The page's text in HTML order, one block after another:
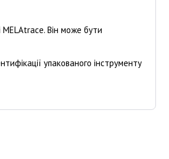
Він може бути
упакованого інструменту